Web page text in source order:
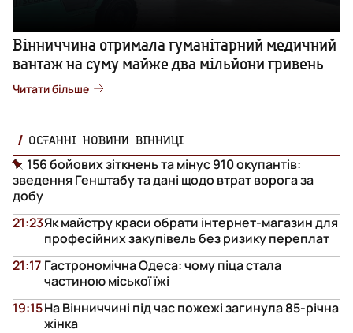
Вінниччина отримала гуманітарний медичний
вантаж на суму майже два мільйони гривень
Читати більше
ОСТАННІ НОВИНИ ВІННИЦІ
156 бойових зіткнень та мінус 910 окупантів:
зведення Генштабу та дані щодо втрат ворога за
добу
Як майстру краси обрати інтернет-магазин для
професійних закупівель без ризику переплат
21:23
Гастрономічна Одеса: чому піца стала
частиною міської їжі
21:17
На Вінниччині під час пожежі загинула 85-річна
жінка
19:15